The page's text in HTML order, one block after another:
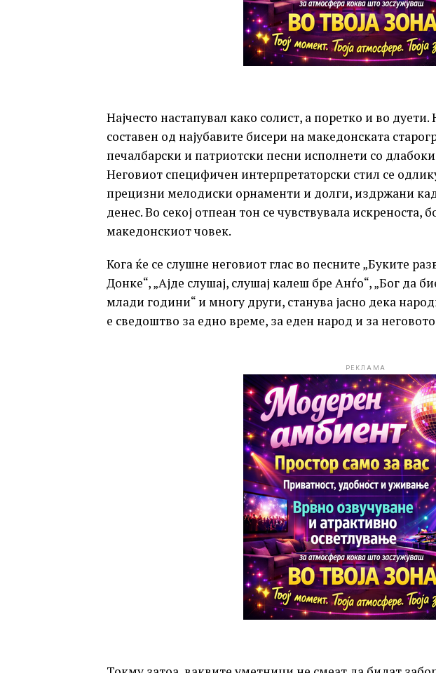
Најчесто настапувал како солист, а поретко и во
составен од најубавите бисери на македонската
печалбарски и патриотски песни исполнети со
Неговиот специфичен интерпретаторски стил се
прецизни мелодиски орнаменти и долги, издржани
денес. Во секој отпеан тон се чувствувала искреноста,
македонскиот човек.
Кога ќе се слушне неговиот глас во песните „Буките
Донке“, „Ајде слушај, слушај калеш бре Анѓо“, „Бог да
млади години“ и многу други, станува јасно дека
е сведоштво за едно време, за еден народ и за
РЕКЛАМА